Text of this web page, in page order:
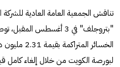
تناقش الجمعية العامة العادية للشركة
"بتروجلف" في 3 أغسطس
الخسائر
لبورصة الكويت من خلال إلغاء كامل